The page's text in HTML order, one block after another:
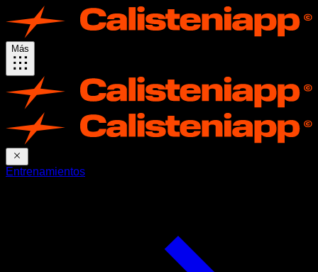
Más
Entrenamientos